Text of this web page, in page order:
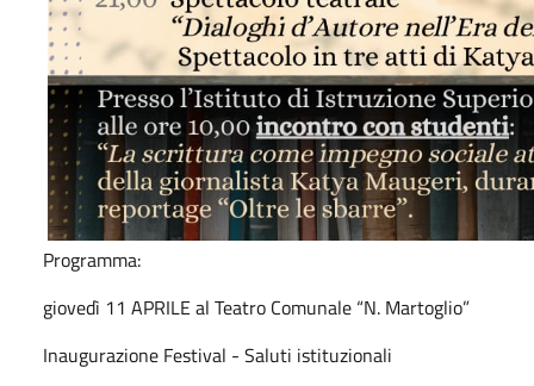
Programma:
giovedì 11 APRILE al Teatro Comunale “N. Martoglio”
Inaugurazione Festival - Saluti istituzionali